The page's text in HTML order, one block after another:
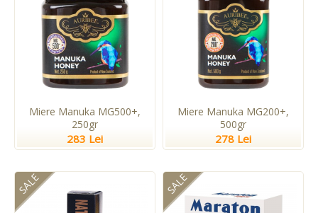
Miere Manuka MG500+,
250gr
283 Lei
Miere Manuka MG200+,
500gr
278 Lei
SALE SALE